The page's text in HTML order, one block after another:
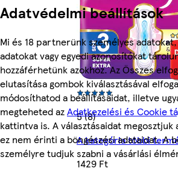
Adatvédelmi beállítások
Mi és 18 partnerünk személyes
adatokat vagy egyedi azonosítókat
hozzáférhetünk azokhoz. Az Összes
elutasítása gombok kiválasztásával
módosíthatod a beállításaidat, illetve
megteheted azAdatkezelési és Cookie
kattintva is. A választásaidat
ez nem érinti a böngészési adataidat. A
személyre tudjuk szabni a vásárlási
5 (8)
A kategória többi
1429 Ft